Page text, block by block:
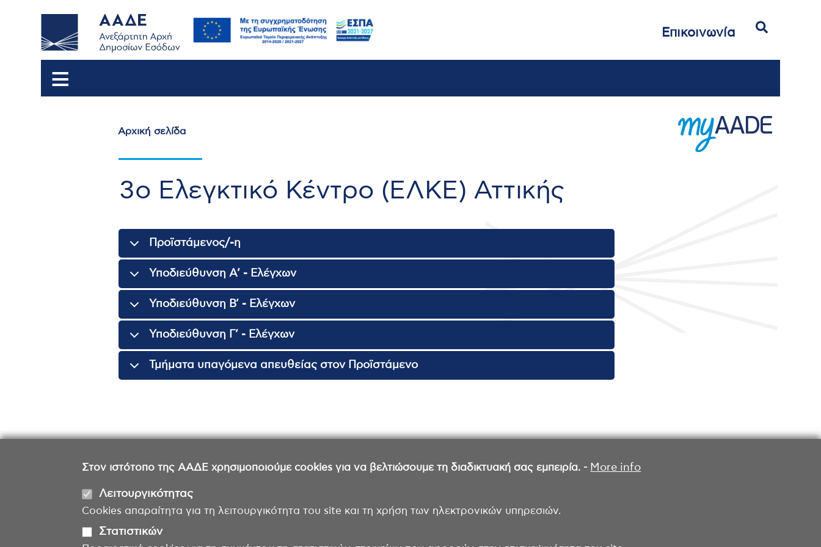
Στον ιστότοπο της ΑΑΔΕ χρησιμοποιούμε cookies για να βελτιώσουμε τη διαδικτυακή σας εμπειρία. - More info
Λειτουργικότητας
Cookies απαραίτητα για τη λειτουργικότητα του site και τη χρήση των ηλεκτρονικών υπηρεσιών.
Στατιστικών
Επικοινωνία
Αρχική σελίδα
3ο Ελεγκτικό Κέντρο (ΕΛΚΕ) Αττικής
Προϊστάμενος/-η
Υποδιεύθυνση Α’ - Ελέγχων
Υποδιεύθυνση Β’ - Ελέγχων
Υποδιεύθυνση Γ’ - Ελέγχων
Τμήματα υπαγόμενα απευθείας στον Προϊστάμενο